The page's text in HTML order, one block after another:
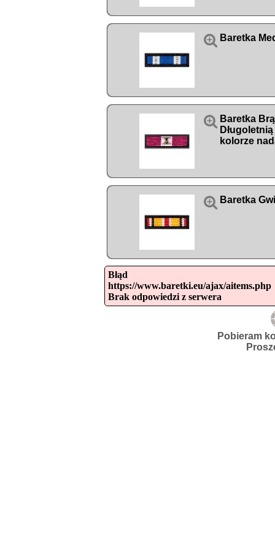
 Baretka
 Baretka
kolorze
 Baretka
Błąd
https://www.baretki.eu/ajax/aitems.php
Brak odpowiedzi z serwera
Pobieram